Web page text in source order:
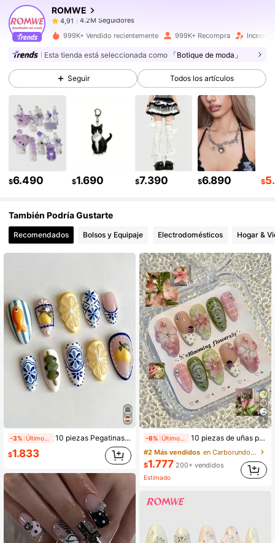
ROMWE
4,91
4.2M Seguidores
m***apagóHace 1 día
4,91 4.2M Seguidores
4,91
4.2M Seguidores
4.2M Seguidores
4,91 4.2M Seguidores
4,91 4.2M Seguidores
4,91 4.2M Seguidores
999K+ Vendido recientemente 999K+ Recompra
Esta tienda está seleccionada como 「Botique de moda」
Seguir Todos los artículos
$6.490 $1.690 $7.390 $6.890 $
También Podría Gustarte
Recomendados Bolsos y Equipaje Electrodomésticos Hogar &
-3% 10 piezas Pegatinas de uñas largas con forma de almendra francesa, estilo de vacaciones mediterráneas, uñas de Amalfi, limón, vintage, incluye 1 pegamento de gelatina y 1 lima de uñas, adecuado para mujeres/niñas en uso diario, fiestas, regreso a la escuela, otoño, suministros de uñas, decoración
$1.833
4
-6% 10 piezas de uñas postizas estilo Y2K, con diseño 3D de flores, mariquitas y cuadros, forma de almendra mediana, uñas acrílicas, adecuadas para vacaciones de verano y reuniones casuales
#2 Más vendidos
en Carborundo Uñas postizas a presión
$1.777 200+ vendidos
Estimado